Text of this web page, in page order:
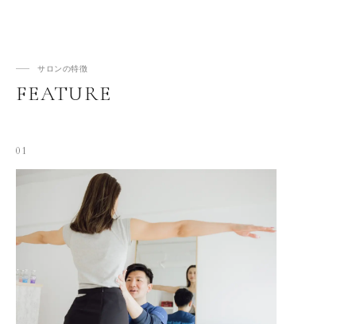
サロンの特徴
FEATURE
01